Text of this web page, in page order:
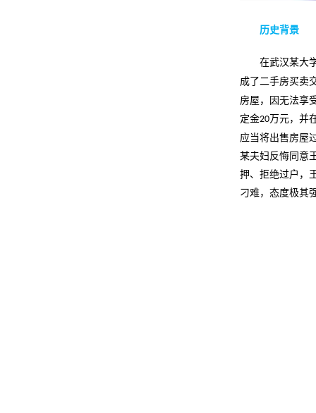
历史背景
在武汉某大
成了二手房买卖
房屋，因无法享
定金20万元，并
应当将出售房屋
某夫妇反悔同意
押、拒绝过户，
刁难，态度极其